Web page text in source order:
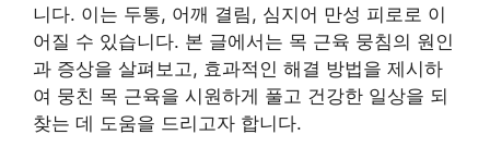
니다. 이는 두통, 어깨 결림, 심지어 만성 피로로 이
어질 수 있습니다. 본 글에서는 목 근육 뭉침의 원인
과 증상을 살펴보고, 효과적인 해결 방법을 제시하
여 뭉친 목 근육을 시원하게 풀고 건강한 일상을 되
찾는 데 도움을 드리고자 합니다.